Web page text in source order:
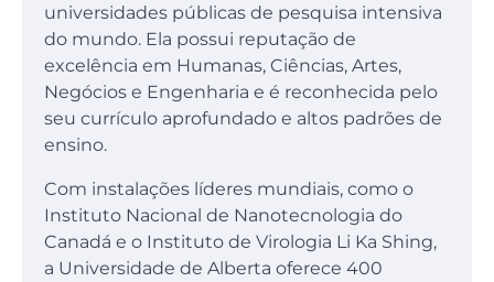
universidades públicas de pesquisa intensiva
do mundo. Ela possui reputação de
excelência em Humanas, Ciências, Artes,
Negócios e Engenharia e é reconhecida pelo
seu currículo aprofundado e altos padrões de
ensino.
Com instalações líderes mundiais, como o
Instituto Nacional de Nanotecnologia do
Canadá e o Instituto de Virologia Li Ka Shing,
a Universidade de Alberta oferece 400